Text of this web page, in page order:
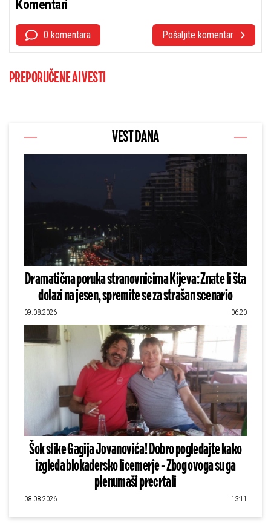
Komentari
0 komentara Pošaljite komentar
PREPORUČENE AI VESTI
VEST DANA
Dramatična poruka stranovnicima Kijeva: Znate li šta
dolazi na jesen, spremite se za strašan scenario
09.08.2026 06:20
Šok slike Gagija Jovanovića! Dobro pogledajte kako
izgleda blokadersko licemerje - Zbog ovoga su ga
plenumaši precrtali
08.08.2026 13:11